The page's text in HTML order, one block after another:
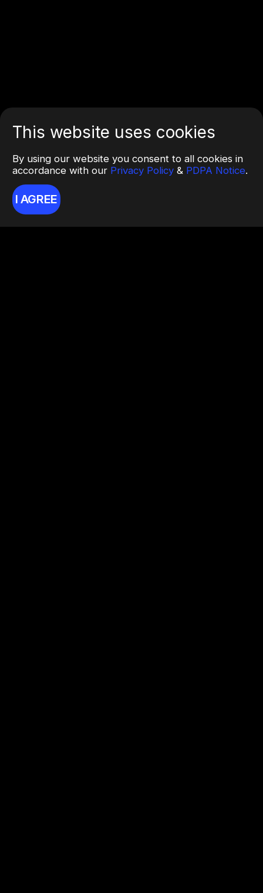
This website uses cookies
By using our website you consent to all cookies in
accordance with our Privacy Policy & PDPA Notice.
I AGREE